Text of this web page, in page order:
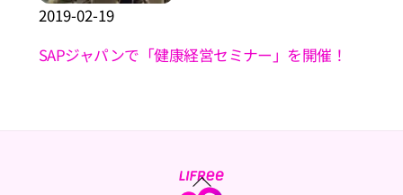
2019-02-19
SAPジャパンで「健康経営セミナー」を開催！
Back